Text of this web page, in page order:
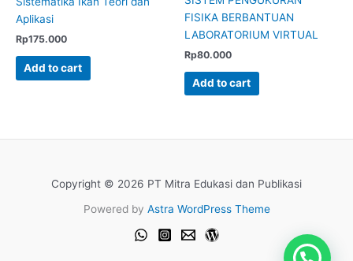
Aplikasi
Rp175.000
Add to cart
FISIKA BERBANTUAN
LABORATORIUM VIRTUAL
Rp80.000
Add to cart
Copyright © 2026 PT Mitra Edukasi dan Publikasi
Powered by Astra WordPress Theme